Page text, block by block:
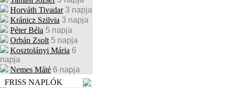
Horváth Tivadar 3 napja
Kránicz Szilvia 3 napja
Péter Béla 5 napja
Orbán Zsolt 5 napja
Kosztolányi Mária 6
napja
Nemes Máté 6 napja
FRISS NAPLÓK